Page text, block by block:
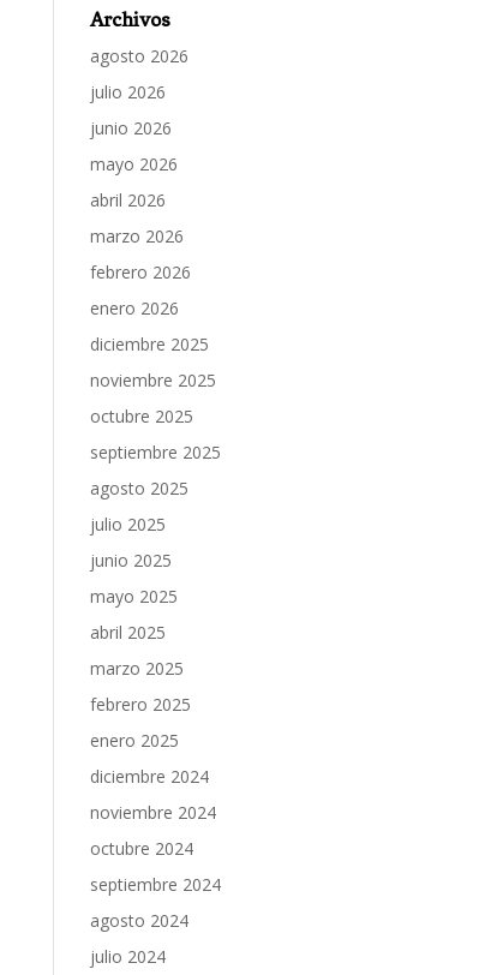
Archivos
agosto 2026
julio 2026
junio 2026
mayo 2026
abril 2026
marzo 2026
febrero 2026
enero 2026
diciembre 2025
noviembre 2025
octubre 2025
septiembre 2025
agosto 2025
julio 2025
junio 2025
mayo 2025
abril 2025
marzo 2025
febrero 2025
enero 2025
diciembre 2024
noviembre 2024
octubre 2024
septiembre 2024
agosto 2024
julio 2024